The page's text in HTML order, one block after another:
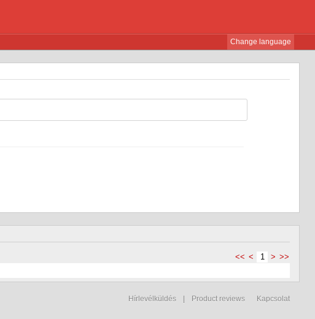
Change language
<< < 1 > >>
Hírlevélküldés Product reviews Kapcsolat